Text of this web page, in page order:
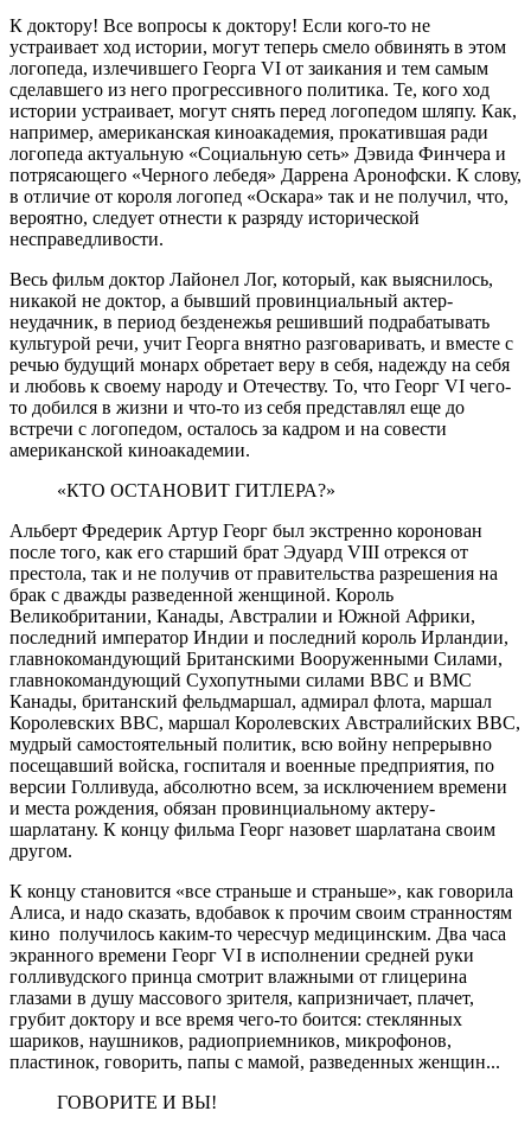
К доктору! Все вопросы к доктору! Если кого-то не
устраивает ход истории, могут теперь смело обвинять в этом
логопеда, излечившего Георга VI от заикания и тем самым
сделавшего из него прогрессивного политика. Те, кого ход
истории устраивает, могут снять перед логопедом шляпу. Как,
например, американская киноакадемия, прокатившая ради
логопеда актуальную «Социальную сеть» Дэвида Финчера и
потрясающего «Черного лебедя» Даррена Аронофски. К слову,
в отличие от короля логопед «Оскара» так и не получил, что,
вероятно, следует отнести к разряду исторической
несправедливости.
Весь фильм доктор Лайонел Лог, который, как выяснилось,
никакой не доктор, а бывший провинциальный актер-
неудачник, в период безденежья решивший подрабатывать
культурой речи, учит Георга внятно разговаривать, и вместе с
речью будущий монарх обретает веру в себя, надежду на себя
и любовь к своему народу и Отечеству. То, что Георг VI чего-
то добился в жизни и что-то из себя представлял еще до
встречи с логопедом, осталось за кадром и на совести
американской киноакадемии.
«КТО ОСТАНОВИТ ГИТЛЕРА?»
Альберт Фредерик Артур Георг был экстренно коронован
после того, как его старший брат Эдуард VIII отрекся от
престола, так и не получив от правительства разрешения на
брак с дважды разведенной женщиной. Король
Великобритании, Канады, Австралии и Южной Африки,
последний император Индии и последний король Ирландии,
главнокомандующий Британскими Вооруженными Силами,
главнокомандующий Сухопутными силами ВВС и ВМС
Канады, британский фельдмаршал, адмирал флота, маршал
Королевских ВВС, маршал Королевских Австралийских ВВС,
мудрый самостоятельный политик, всю войну непрерывно
посещавший войска, госпиталя и военные предприятия, по
версии Голливуда, абсолютно всем, за исключением времени
и места рождения, обязан провинциальному актеру-
шарлатану. К концу фильма Георг назовет шарлатана своим
другом.
К концу становится «все страньше и страньше», как говорила
Алиса, и надо сказать, вдобавок к прочим своим странностям
кино получилось каким-то чересчур медицинским. Два часа
экранного времени Георг VI в исполнении средней руки
голливудского принца смотрит влажными от глицерина
глазами в душу массового зрителя, капризничает, плачет,
грубит доктору и все время чего-то боится: стеклянных
шариков, наушников, радиоприемников, микрофонов,
пластинок, говорить, папы с мамой, разведенных женщин...
ГОВОРИТЕ И ВЫ!